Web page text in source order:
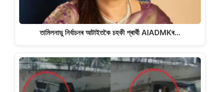
তামিলনাডু নিৰ্বাচনৰ আটাইতকৈ চহকী প্ৰাৰ্থী AIADMKৰ…